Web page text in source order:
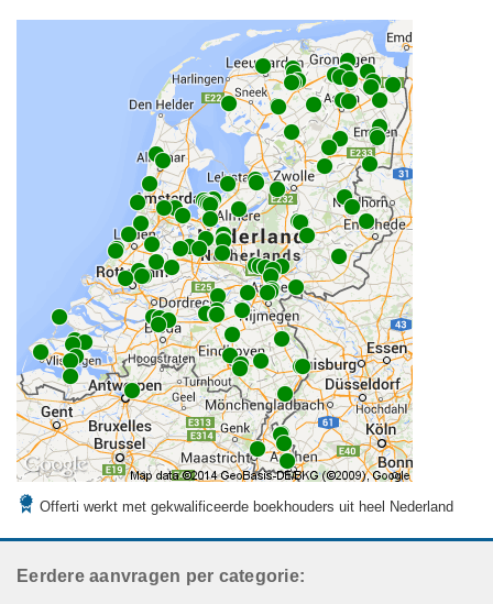
Offerti werkt met gekwalificeerde boekhouders uit heel Nederland
Eerdere aanvragen per categorie: